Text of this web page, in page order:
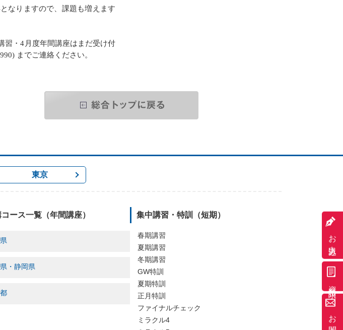
なりますので、課題も増えます
習・4月度年間講座はまだ受け付
までご連絡ください。
お申込み
お問合せ
東京
コース一覧（年間講座）
科
講[難関プレミアム]
・静岡県
イン家庭学習 eドリル
集中講習・特訓（短期）
春期講習
夏期講習
冬期講習
GW特訓
夏期特訓
正月特訓
ファイナルチェック
ミラクル4